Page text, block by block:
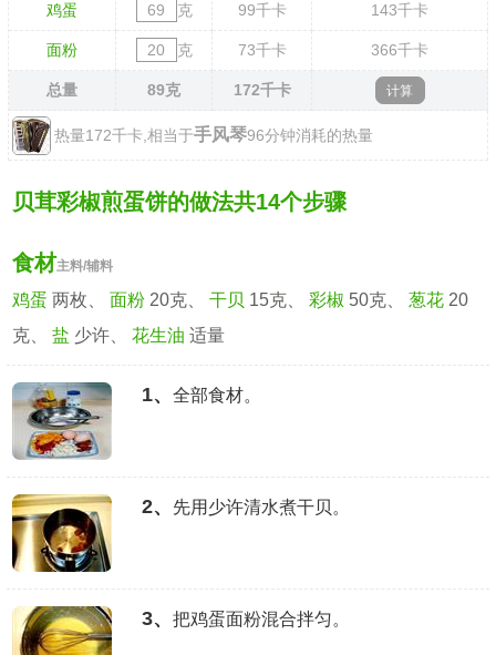
鸡蛋 克 99千卡 143千卡
面粉 克 73千卡 366千卡
总量 89克 172千卡
热量172千卡,相当于手风琴96分钟消耗的热量
贝茸彩椒煎蛋饼的做法共14个步骤
食材主料/辅料
鸡蛋 两枚、面粉 20克、干贝 15克、彩椒 50克、葱花 20
克、盐 少许、花生油 适量
1、 全部食材。
2、 先用少许清水煮干贝。
3、 把鸡蛋面粉混合拌匀。